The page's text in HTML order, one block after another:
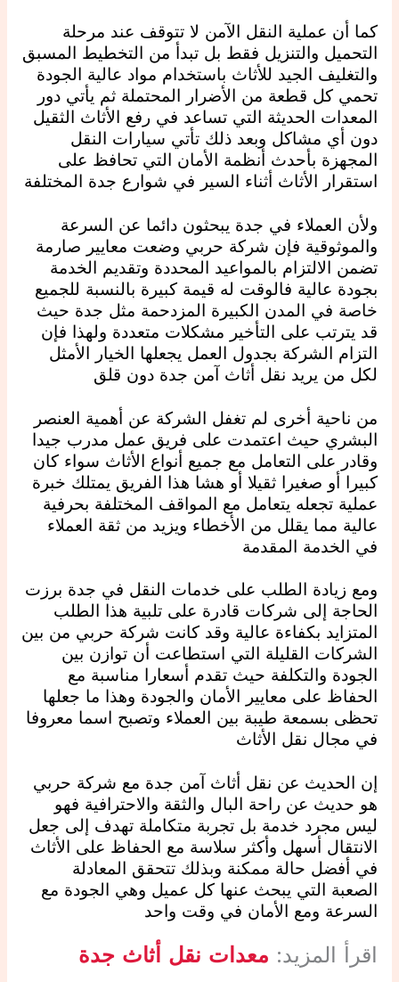
كما أن عملية النقل الآمن لا تتوقف عند مرحلة
التحميل والتنزيل فقط بل تبدأ من التخطيط المسبق
والتغليف الجيد للأثاث باستخدام مواد عالية الجودة
تحمي كل قطعة من الأضرار المحتملة ثم يأتي دور
المعدات الحديثة التي تساعد في رفع الأثاث الثقيل
دون أي مشاكل وبعد ذلك تأتي سيارات النقل
المجهزة بأحدث أنظمة الأمان التي تحافظ على
استقرار الأثاث أثناء السير في شوارع جدة المختلفة
ولأن العملاء في جدة يبحثون دائما عن السرعة
والموثوقية فإن شركة حربي وضعت معايير صارمة
تضمن الالتزام بالمواعيد المحددة وتقديم الخدمة
بجودة عالية فالوقت له قيمة كبيرة بالنسبة للجميع
خاصة في المدن الكبيرة المزدحمة مثل جدة حيث
قد يترتب على التأخير مشكلات متعددة ولهذا فإن
التزام الشركة بجدول العمل يجعلها الخيار الأمثل
لكل من يريد نقل أثاث آمن جدة دون قلق
من ناحية أخرى لم تغفل الشركة عن أهمية العنصر
البشري حيث اعتمدت على فريق عمل مدرب جيدا
وقادر على التعامل مع جميع أنواع الأثاث سواء كان
كبيرا أو صغيرا ثقيلا أو هشا هذا الفريق يمتلك خبرة
عملية تجعله يتعامل مع المواقف المختلفة بحرفية
عالية مما يقلل من الأخطاء ويزيد من ثقة العملاء
في الخدمة المقدمة
ومع زيادة الطلب على خدمات النقل في جدة برزت
الحاجة إلى شركات قادرة على تلبية هذا الطلب
المتزايد بكفاءة عالية وقد كانت شركة حربي من بين
الشركات القليلة التي استطاعت أن توازن بين
الجودة والتكلفة حيث تقدم أسعارا مناسبة مع
الحفاظ على معايير الأمان والجودة وهذا ما جعلها
تحظى بسمعة طيبة بين العملاء وتصبح اسما معروفا
في مجال نقل الأثاث
إن الحديث عن نقل أثاث آمن جدة مع شركة حربي
هو حديث عن راحة البال والثقة والاحترافية فهو
ليس مجرد خدمة بل تجربة متكاملة تهدف إلى جعل
الانتقال أسهل وأكثر سلاسة مع الحفاظ على الأثاث
في أفضل حالة ممكنة وبذلك تتحقق المعادلة
الصعبة التي يبحث عنها كل عميل وهي الجودة مع
السرعة ومع الأمان في وقت واحد
اقرأ المزيد: معدات نقل أثاث جدة